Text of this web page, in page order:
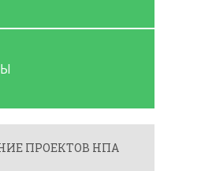
ПРОЕКТОВ НПА